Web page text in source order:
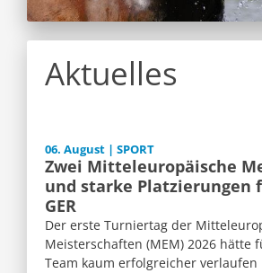
Aktuelles
06. August | SPORT
Zwei Mitteleuropäische
und starke Platzierungen
GER
Der erste Turniertag der
Meisterschaften (MEM) 2026 hätte
Team kaum erfolgreicher verlaufen